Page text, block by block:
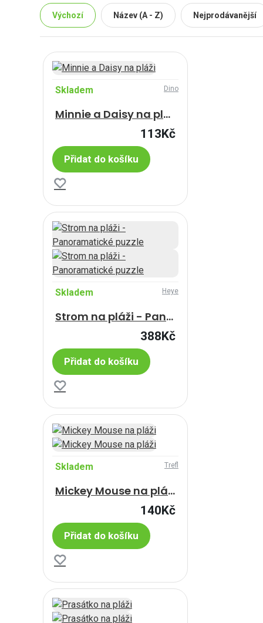
Výchozí Název (A - Z) Nejprodávanější
Skladem Dino
Minnie a Daisy na pláži
113Kč
Přidat do košíku
Skladem Heye
Strom na pláži - Panoramatické puzzle
388Kč
Přidat do košíku
Skladem Trefl
Mickey Mouse na pláži
140Kč
Přidat do košíku